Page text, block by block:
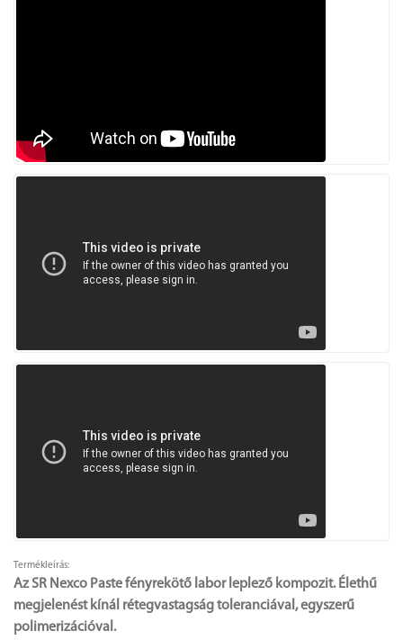
Termékleírás:
Az SR Nexco Paste fényrekötő labor leplező kompozit. Élethű
megjelenést kínál rétegvastagság toleranciával, egyszerű
polimerizációval.